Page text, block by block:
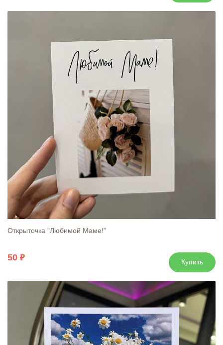
Открыточка "Любимой Маме!"
50 Купить